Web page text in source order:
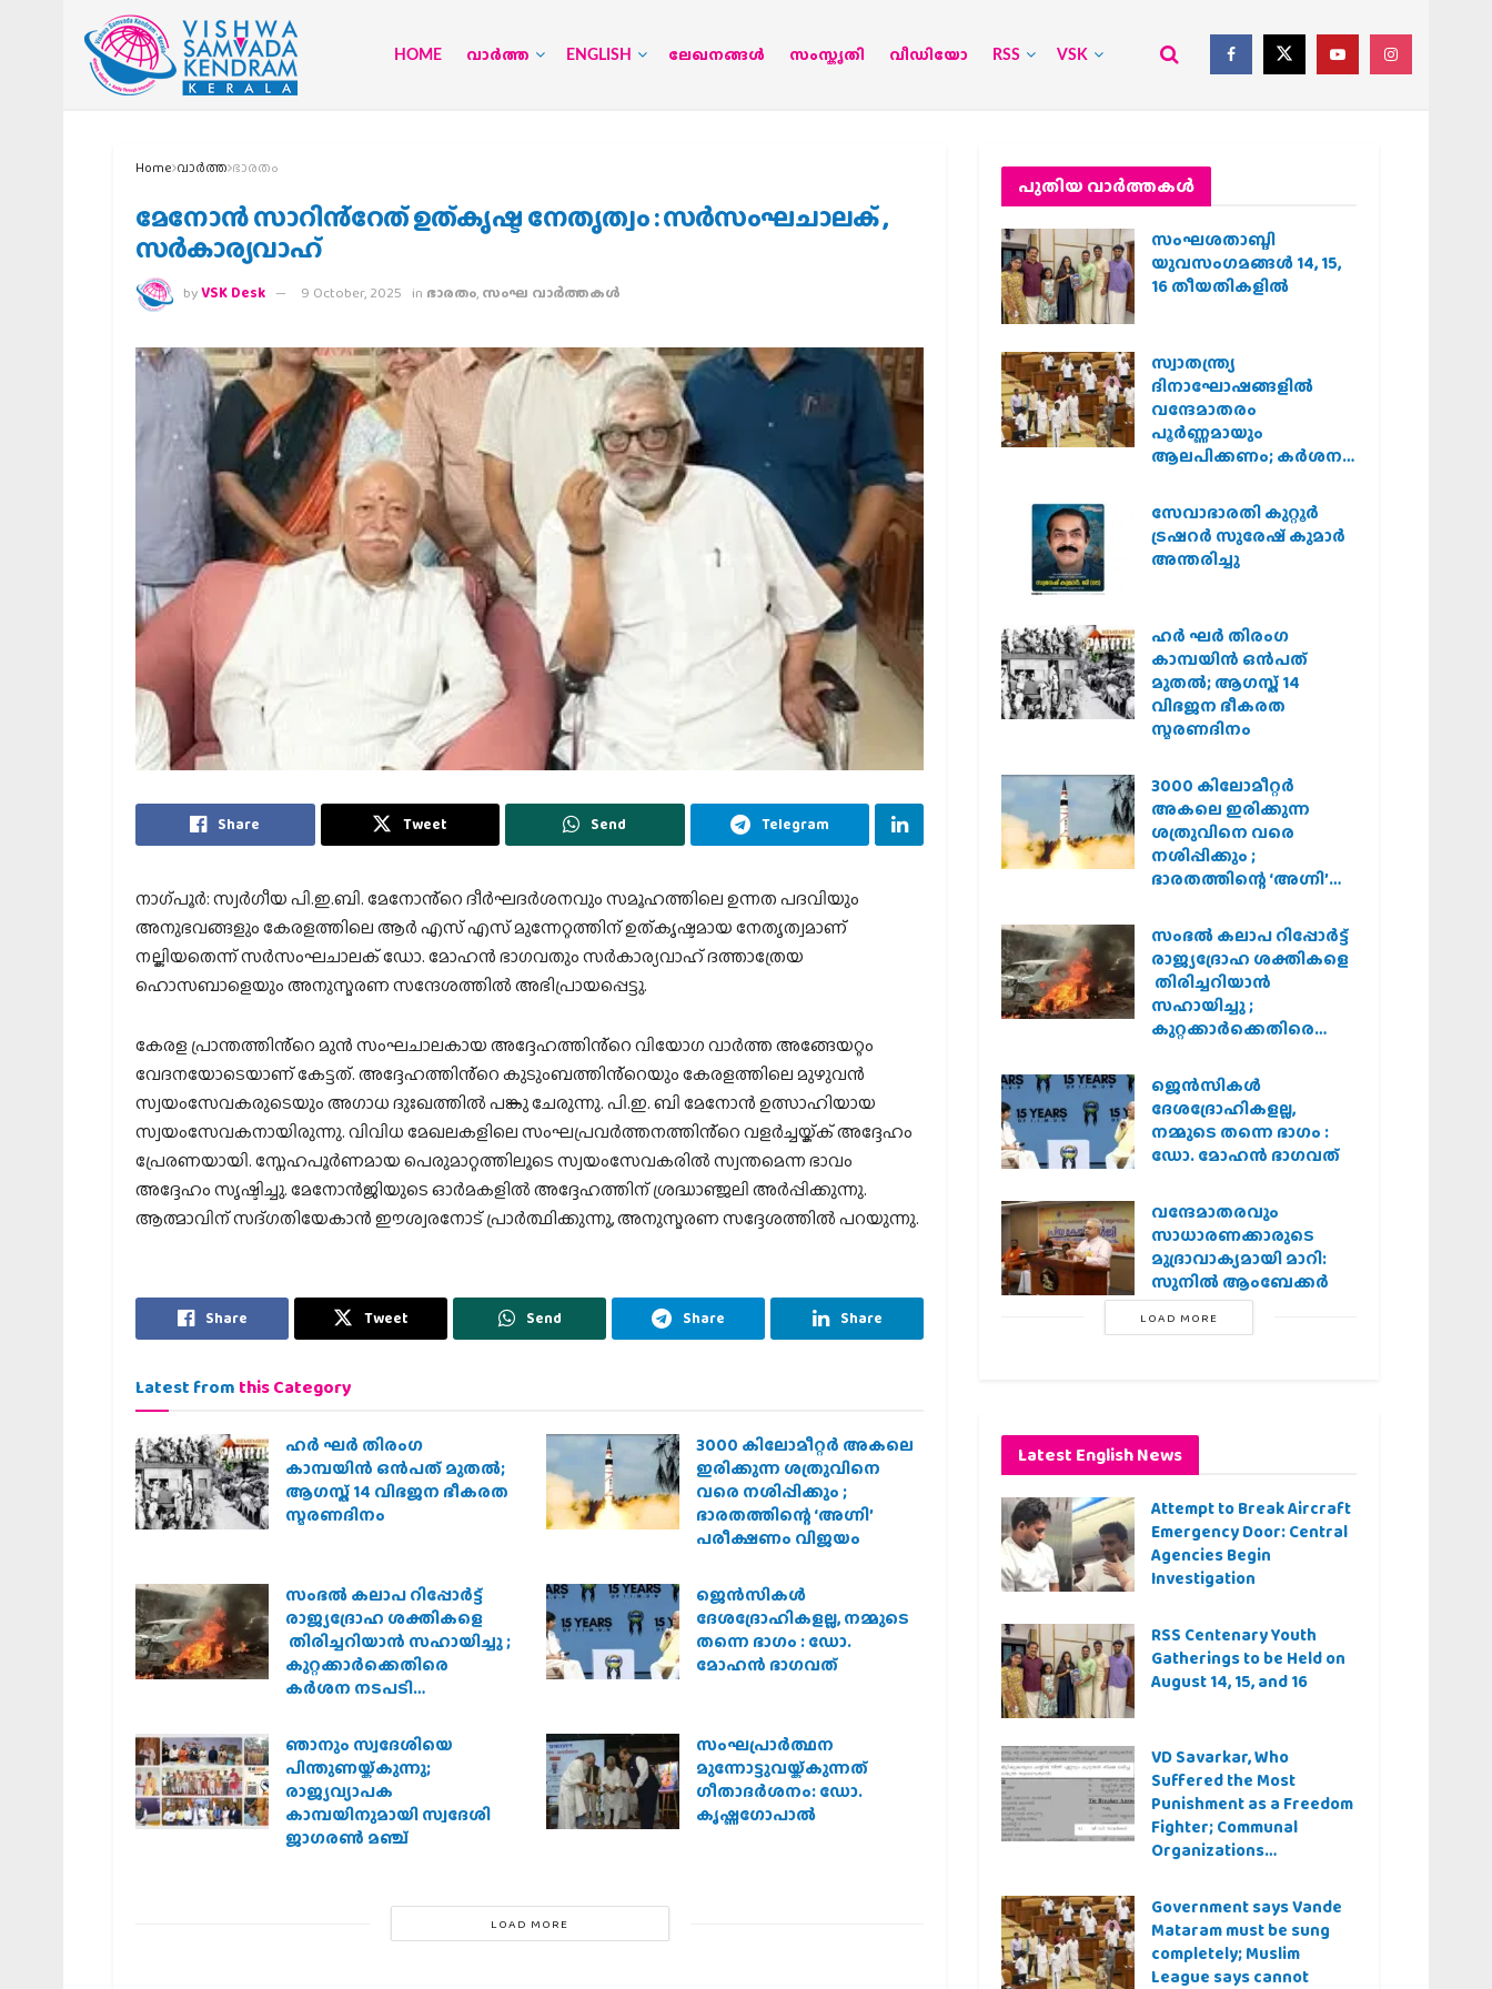
HOME വാര്‍ത്ത ENGLISH ലേഖനങ്ങള്‍ സംസ്കൃതി വീഡിയോ RSS VSK
Home വാര്‍ത്ത ഭാരതം
മേനോൻ സാറിൻ്റേത് ഉത്കൃഷ്ട നേതൃത്വം : സർസംഘചാലക് ,
സർകാര്യവാഹ്
byVSK Desk 9 October, 2025 in ഭാരതം, സംഘ വാര്‍ത്തകള്‍
Share Tweet Send Telegram
നാഗ്പൂർ: സ്വർഗീയ പി.ഇ.ബി. മേനോൻ്റെ ദീർഘദർശനവും സമൂഹത്തിലെ ഉന്നത പദവിയും
അനുഭവങ്ങളും കേരളത്തിലെ ആർ എസ് എസ് മുന്നേറ്റത്തിന് ഉത്കൃഷ്ടമായ നേതൃത്വമാണ്
നല്കിയതെന്ന് സർസംഘചാലക് ഡോ. മോഹൻ ഭാഗവതും സർകാര്യവാഹ് ദത്താത്രേയ
ഹൊസബാളെയും അനുസ്മരണ സന്ദേശത്തിൽ അഭിപ്രായപ്പെട്ടു.
കേരള പ്രാന്തത്തിൻ്റെ മുൻ സംഘചാലകായ അദ്ദേഹത്തിൻ്റെ വിയോഗ വാർത്ത അങ്ങേയറ്റം
വേദനയോടെയാണ് കേട്ടത്. അദ്ദേഹത്തിൻ്റെ കുടുംബത്തിൻ്റെയും കേരളത്തിലെ മുഴുവൻ
സ്വയംസേവകരുടെയും അഗാധ ദുഃഖത്തിൽ പങ്കു ചേരുന്നു. പി.ഇ. ബി മേനോൻ ഉത്സാഹിയായ
സ്വയംസേവകനായിരുന്നു. വിവിധ മേഖലകളിലെ സംഘപ്രവർത്തനത്തിൻ്റെ വളർച്ചയ്ക്ക് അദ്ദേഹം
പ്രേരണയായി. സ്നേഹപൂർണമായ പെരുമാറ്റത്തിലൂടെ സ്വയംസേവകരിൽ സ്വന്തമെന്ന ഭാവം
അദ്ദേഹം സൃഷ്ടിച്ചു. മേനോൻജിയുടെ ഓർമകളിൽ അദ്ദേഹത്തിന് ശ്രദ്ധാഞ്ജലി അർപ്പിക്കുന്നു.
ആത്മാവിന് സദ്ഗതിയേകാൻ ഈശ്വരനോട് പ്രാർത്ഥിക്കുന്നു, അനുസ്മരണ സദ്ദേശത്തിൽ പറയുന്നു.
Share Tweet Send Share Share
Latest from this Category
ഹര്‍ ഘര്‍ തിരംഗ
കാമ്പയിന്‍ ഒന്‍പത് മുതല്‍;
ആഗസ്ത് 14 വിഭജന ഭീകരത
സ്മരണദിനം
3000 കിലോമീറ്റർ അകലെ
ഇരിക്കുന്ന ശത്രുവിനെ
വരെ നശിപ്പിക്കും ;
ഭാരതത്തിന്റെ ‘അഗ്നി’
പരീക്ഷണം വിജയം
സംഭൽ കലാപ റിപ്പോർട്ട്
രാജ്യദ്രോഹ ശക്തികളെ
തിരിച്ചറിയാൻ സഹായിച്ചു ;
കുറ്റക്കാർക്കെതിരെ
കർശന നടപടി
പരിഷത്ത്
ജെന്‍സികള്‍
ദേശദ്രോഹികളല്ല, നമ്മുടെ
തന്നെ ഭാഗം : ഡോ.
മോഹന്‍ ഭാഗവത്
ഞാനും സ്വദേശിയെ
പിന്തുണയ്ക്കുന്നു;
രാജ്യവ്യാപക
കാമ്പയിനുമായി സ്വദേശി
ജാഗരണ്‍ മഞ്ച്
സംഘപ്രാര്‍ത്ഥന
മുന്നോട്ടുവയ്ക്കുന്നത്
ഗീതാദര്‍ശനം: ഡോ.
കൃഷ്ണഗോപാല്‍
LOAD MORE
പുതിയ വാര്‍ത്തകള്‍
സംഘശതാബ്ദി
യുവസംഗമങ്ങള്‍ 14, 15,
16 തീയതികളില്‍
സ്വാതന്ത്ര്യ
ദിനാഘോഷങ്ങളിൽ
വന്ദേമാതരം
പൂർണ്ണമായും
ആലപിക്കണം; കർശന
സർക്കാർ
സേവാഭാരതി കുറ്റൂർ
ട്രഷറർ സുരേഷ് കുമാർ
അന്തരിച്ചു
ഹര്‍ ഘര്‍ തിരംഗ
കാമ്പയിന്‍ ഒന്‍പത്
മുതല്‍; ആഗസ്ത് 14
വിഭജന ഭീകരത
സ്മരണദിനം
3000 കിലോമീറ്റർ
അകലെ ഇരിക്കുന്ന
ശത്രുവിനെ വരെ
നശിപ്പിക്കും ;
ഭാരതത്തിന്റെ ‘അഗ്നി’
സംഭൽ കലാപ റിപ്പോർട്ട്
രാജ്യദ്രോഹ ശക്തികളെ
തിരിച്ചറിയാൻ
സഹായിച്ചു ;
കുറ്റക്കാർക്കെതിരെ
വേണമെന്ന് വിശ്വഹിന്ദു
പരിഷത്ത്
ജെന്‍സികള്‍
ദേശദ്രോഹികളല്ല,
നമ്മുടെ തന്നെ ഭാഗം :
ഡോ. മോഹന്‍ ഭാഗവത്
വന്ദേമാതരവും
സാധാരണക്കാരുടെ
മുദ്രാവാക്യമായി മാറി:
സുനിൽ ആംബേക്കർ
LOAD MORE
Latest English News
Attempt to Break Aircraft
Emergency Door: Central
Agencies Begin
Investigation
RSS Centenary Youth
Gatherings to be Held on
August 14, 15, and 16
VD Savarkar, Who
Suffered the Most
Punishment as a Freedom
Fighter; Communal
Organizations
Quiz Question
Government says Vande
Mataram must be sung
completely; Muslim
League says cannot